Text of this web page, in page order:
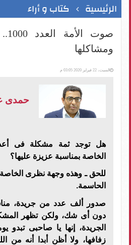
الرئيسية كتاب و أراء
ومشاكلها
السبت، 22 فبراير 2020 03:05 م
حمدى
هل توجد ثمة مشكلة فى أعداد
الخاصة بمناسبة عزيزة عليها؟
للحق ـ وهذه وجهة نظرى الخاصة
الحاسمة.
صدور ألف عدد من جريدة،
دون أى شك، ولكن تظهر
الجريدة، إنها يا صاحبى تبدو
زفافها، ولا أظن أبدا أنه من